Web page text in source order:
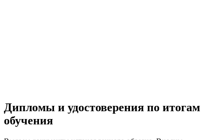
Дипломы и удостоверения по итогам
обучения